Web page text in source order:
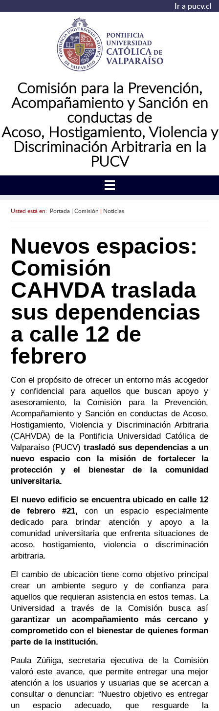
Ir a pucv.cl
Comisión para la Prevención,
Acompañamiento y Sanción en
conductas de
Acoso, Hostigamiento, Violencia y
Discriminación Arbitraria en la
PUCV
Usted está en: Portada| Comisión | Noticias
Nuevos espacios:
Comisión
CAHVDA traslada
sus dependencias
a calle 12 de
febrero
Con el propósito de ofrecer un entorno más acogedor
y confidencial para aquellos que buscan apoyo y
asesoramiento, la Comisión para la Prevención,
Acompañamiento y Sanción en conductas de Acoso,
Hostigamiento, Violencia y Discriminación Arbitraria
(CAHVDA) de la Pontificia Universidad Católica de
Valparaíso (PUCV) trasladó sus dependencias a un
nuevo espacio con la misión de fortalecer la
protección y el bienestar de la comunidad
universitaria.
El nuevo edificio se encuentra ubicado en calle 12
de febrero #21, con un espacio especialmente
dedicado para brindar atención y apoyo a la
comunidad universitaria que enfrenta situaciones de
acoso, hostigamiento, violencia o discriminación
arbitraria.
El cambio de ubicación tiene como objetivo principal
crear un ambiente seguro y de confianza para
aquellos que requieran asistencia en estos temas. La
Universidad a través de la Comisión busca así
garantizar un acompañamiento más cercano y
comprometido con el bienestar de quienes forman
parte de la institución.
Paula Zúñiga, secretaria ejecutiva de la Comisión
valoró este avance, que permite entregar una mejor
atención a los usuarios y usuarias que se acercan a
consultar o denunciar: “Nuestro objetivo es entregar
un espacio adecuado, que resguarde la